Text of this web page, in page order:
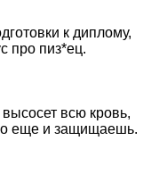
к диплому,
про пиз*ец.
всю кровь,
еще и защищаешь.